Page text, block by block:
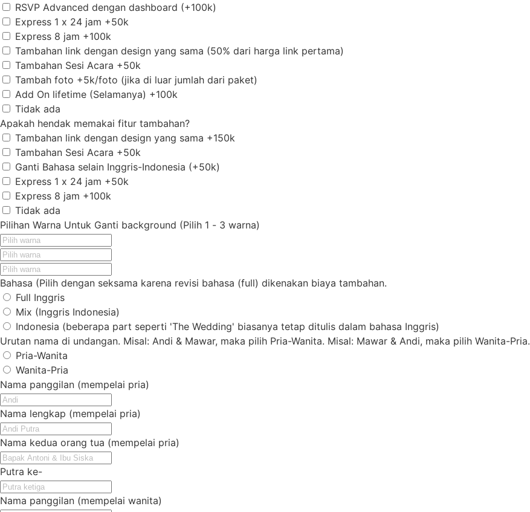
RSVP Advanced dengan dashboard (+100k)
Express 1 x 24 jam +50k
Express 8 jam +100k
Tambahan link dengan design yang sama (50% dari harga link pertama)
Tambahan Sesi Acara +50k
Tambah foto +5k/foto (jika di luar jumlah dari paket)
Add On lifetime (Selamanya) +100k
Tidak ada
Apakah hendak memakai fitur tambahan?
Tambahan link dengan design yang sama +150k
Tambahan Sesi Acara +50k
Ganti Bahasa selain Inggris-Indonesia (+50k)
Express 1 x 24 jam +50k
Express 8 jam +100k
Tidak ada
Pilihan Warna Untuk Ganti background (Pilih 1 - 3 warna)
Bahasa (Pilih dengan seksama karena revisi bahasa (full) dikenakan biaya tambahan.
Full Inggris
Mix (Inggris Indonesia)
Indonesia (beberapa part seperti 'The Wedding' biasanya tetap ditulis dalam bahasa Inggris)
Urutan nama di undangan. Misal: Andi & Mawar, maka pilih Pria-Wanita. Misal: Mawar & Andi, maka pilih Wanita-Pria.
Pria-Wanita
Wanita-Pria
Nama panggilan (mempelai pria)
Nama lengkap (mempelai pria)
Nama kedua orang tua (mempelai pria)
Putra ke-
Nama panggilan (mempelai wanita)